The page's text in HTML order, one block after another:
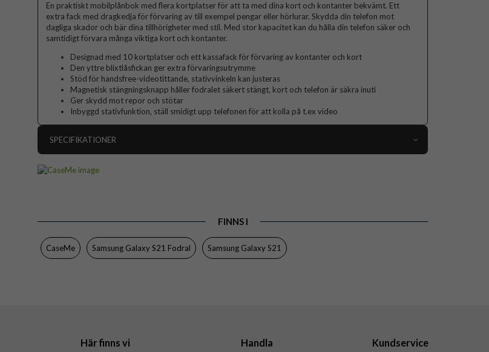
En praktiskt mobilplånbok med flera kortplatser för att ta med dina kort och kontanter bekvämt. Ett
extra fack med dragkedja för förvaring av till exempel pengar eller hörlurar. Skydda din telefon mot
dagliga skador och bär dina tillhörigheter med stil. Med stor kapacitet kan du hålla din telefon säker och
samtidigt förvara många viktiga kort och kontanter.
Designad med 10 kortplatser och ett kassafack för förvaring av kontanter och kort
Den yttre blixtlåsfickan ger extra förvaringsutrymme
Stöd för handsfree-videotittande, stativvinkeln kan justeras
Magnetisk stängningsknapp håller fodralet säkert stängt, kort och telefon är säkra inuti
Ger skydd mot repor och stötar
Inbyggd stativfunktion, ställ smidigt upp telefonen för att kolla på t.ex video
SPECIFIKATIONER
Egenskaper
Kortfack, Stativfunktion
Färg
Material
FINNS I
CaseMe Samsung Galaxy S21 Fodral Samsung Galaxy S21
Här finns vi Handla Kundservice